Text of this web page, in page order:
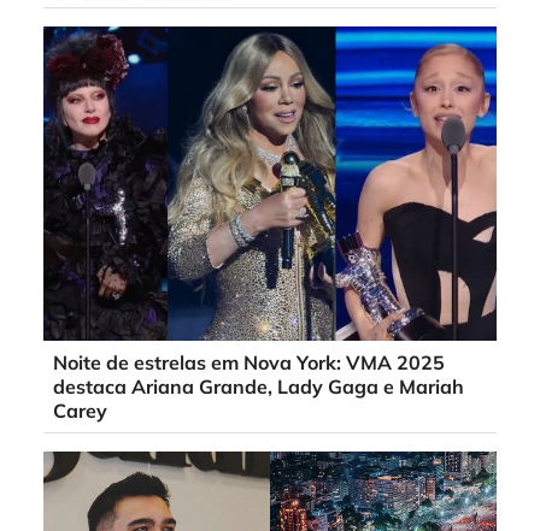
Noite de estrelas em Nova York: VMA 2025
destaca Ariana Grande, Lady Gaga e Mariah
Carey